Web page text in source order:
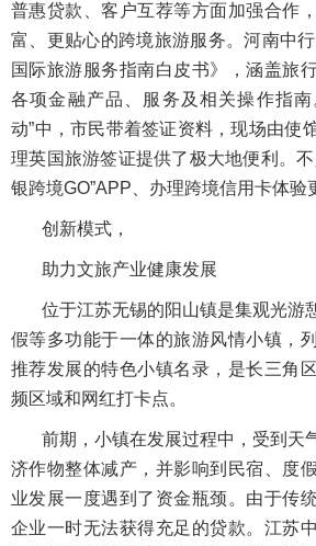
普惠贷款、客户互荐等方面加强合作
富、更贴心的跨境旅游服务。河南中
国际旅游服务指南白皮书》，涵盖旅
各项金融产品、服务及相关操作指南
动”中，市民带着签证资料，现场由使
理英国旅游签证提供了极大地便利。
银跨境GO”APP、办理跨境信用卡体验
创新模式，
助力文旅产业健康发展
位于江苏无锡的阳山镇是集观光游
假等多功能于一体的旅游风情小镇，
推荐发展的特色小镇名录，是长三角
频区域和网红打卡点。
前期，小镇在发展过程中，受到天
济作物整体减产，并影响到民宿、度
业发展一度遇到了资金瓶颈。由于传
企业一时无法获得充足的贷款。江苏